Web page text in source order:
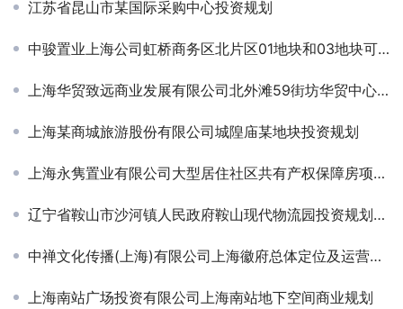
江苏省昆山市某国际采购中心投资规划
中骏置业上海公司虹桥商务区北片区01地块和03地块可研
上海华贸致远商业发展有限公司北外滩59街坊华贸中心可研
上海某商城旅游股份有限公司城隍庙某地块投资规划
上海永隽置业有限公司大型居住社区共有产权保障房项目节能报告
辽宁省鞍山市沙河镇人民政府鞍山现代物流园投资规划方案
中禅文化传播(上海)有限公司上海徽府总体定位及运营规划
上海南站广场投资有限公司上海南站地下空间商业规划